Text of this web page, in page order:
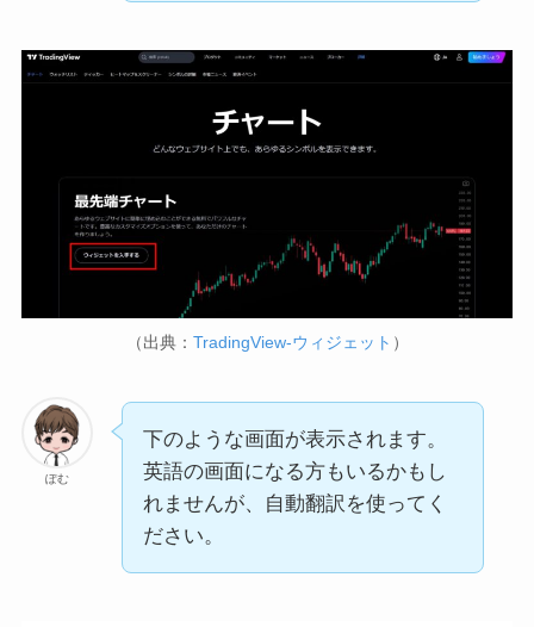
（出典： TradingView-ウィジェット ）
ぽむ
下のような画面が表示されます。
英語の画面になる方もいるかもし
れませんが、自動翻訳を使ってく
ださい。